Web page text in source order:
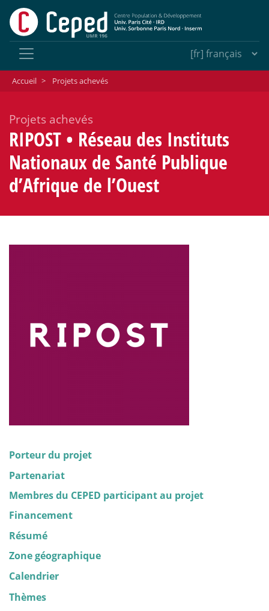
Accueil > Projets achevés
Projets achevés
RIPOST • Réseau des Instituts
Nationaux de Santé Publique
d’Afrique de l’Ouest
Porteur du projet
Partenariat
Membres du CEPED participant au projet
Financement
Résumé
Zone géographique
Calendrier
Thèmes